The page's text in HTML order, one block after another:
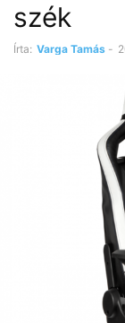
szék
Írta: Varga Tamás -